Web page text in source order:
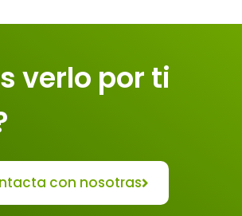
verlo por ti
con nosotras